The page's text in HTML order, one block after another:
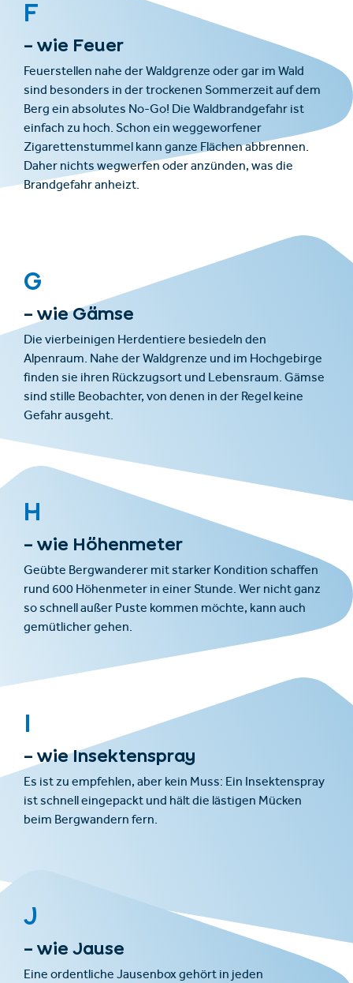
F
– wie Feuer
Feuerstellen nahe der Waldgrenze oder gar im Wald
sind besonders in der trockenen Sommerzeit auf dem
Berg ein absolutes No-Go! Die Waldbrandgefahr ist
einfach zu hoch. Schon ein weggeworfener
Zigarettenstummel kann ganze Flächen abbrennen.
Daher nichts wegwerfen oder anzünden, was die
Brandgefahr anheizt.
G
– wie Gämse
Die vierbeinigen Herdentiere besiedeln den
Alpenraum. Nahe der Waldgrenze und im Hochgebirge
finden sie ihren Rückzugsort und Lebensraum. Gämse
sind stille Beobachter, von denen in der Regel keine
Gefahr ausgeht.
H
– wie Höhenmeter
Geübte Bergwanderer mit starker Kondition schaffen
rund 600 Höhenmeter in einer Stunde. Wer nicht ganz
so schnell außer Puste kommen möchte, kann auch
gemütlicher gehen.
– wie Insektenspray
Es ist zu empfehlen, aber kein Muss: Ein Insektenspray
ist schnell eingepackt und hält die lästigen Mücken
beim Bergwandern fern.
J
– wie Jause
Eine ordentliche Jausenbox gehört in jeden